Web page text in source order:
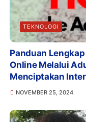
TEKNOLOGI
Panduan
Online Melalui
Menciptakan
NOVEMBER 25, 2024